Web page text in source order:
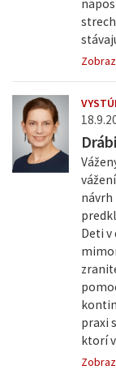
návrh
Deti v
praxi
ktorí